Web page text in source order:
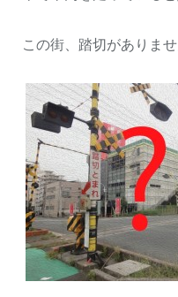
この街、踏切がありませ